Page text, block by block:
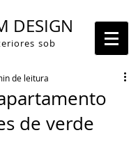
DESIGN
sob
de verde
de leitura